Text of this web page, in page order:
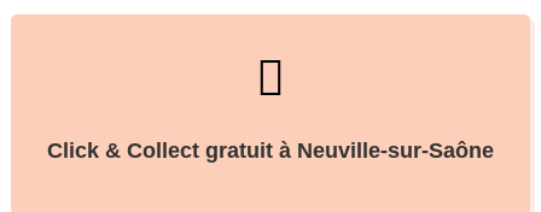

Click & Collect gratuit à Neuville-sur-Saône